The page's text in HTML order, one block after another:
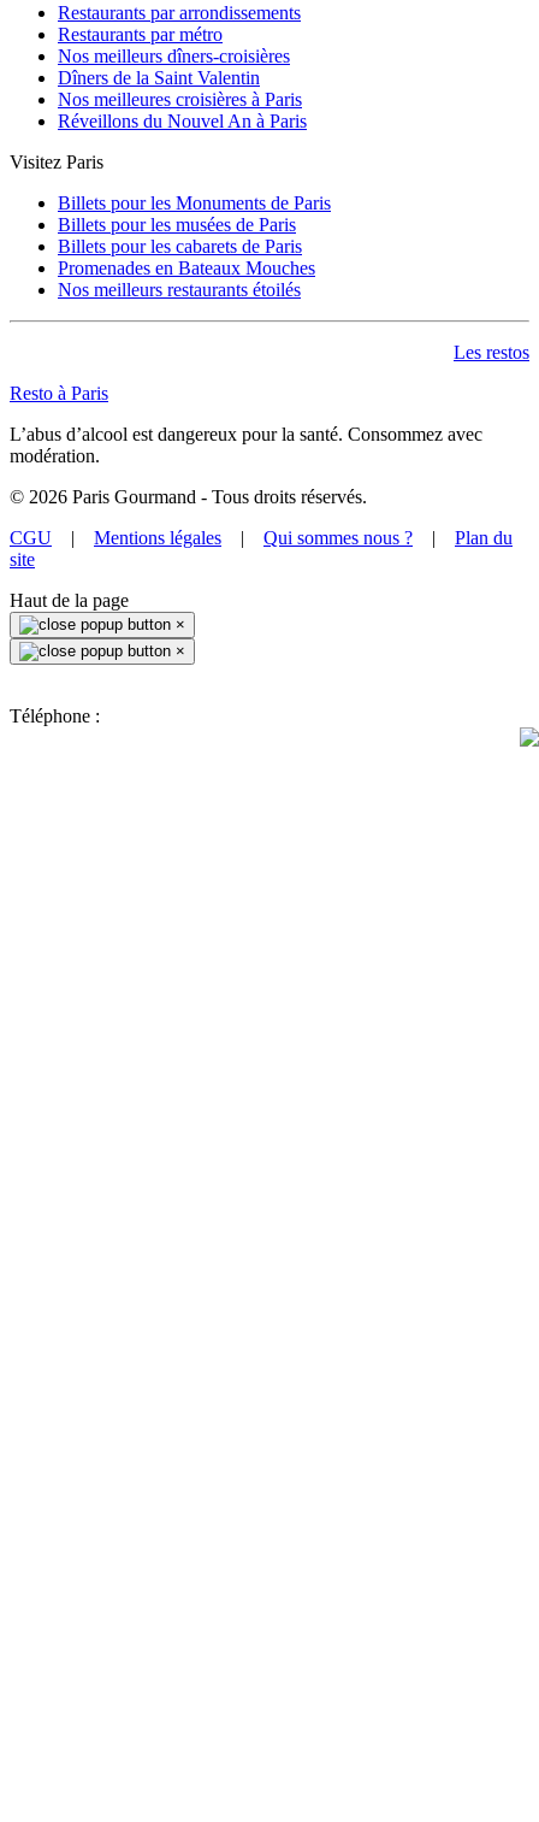
Restaurants par arrondissements
Restaurants par métro
Nos meilleurs dîners-croisières
Dîners de la Saint Valentin
Nos meilleures croisières à Paris
Réveillons du Nouvel An à Paris
Visitez Paris
Billets pour les Monuments de Paris
Billets pour les musées de Paris
Billets pour les cabarets de Paris
Promenades en Bateaux Mouches
Nos meilleurs restaurants étoilés
Les restos
Resto à Paris
L’abus d’alcool est dangereux pour la santé. Consommez avec
modération.
© 2026 Paris Gourmand - Tous droits réservés.
CGU | Mentions légales | Qui sommes nous ? | Plan du
site
Haut de la page
×
×
Téléphone :